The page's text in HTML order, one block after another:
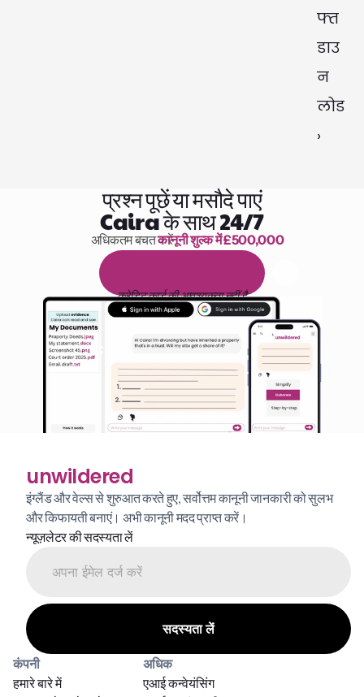
फ्त
डाउ
न
लोड
›
प्रश्न पूछें या मसौदे पाएं
Caira के साथ 24/7
पढ़ने के 1,000 घंटे
अधिकतम बचत करें कानूनी शुल्क में £500,000
िन यल
क्रेडिट कार्ड की आवश्यकता नहीं है
unwildered
इंग्लैंड और वेल्स से शुरुआत करते हुए, सर्वोत्तम कानूनी जानकारी को सुलभ
और किफायती बनाएं। अभी कानूनी मदद प्राप्त करें।
न्यूज़लेटर की सदस्यता लें
कंपनी
हमारे बारे में
अधिक
एआई कन्वेयंसिंग